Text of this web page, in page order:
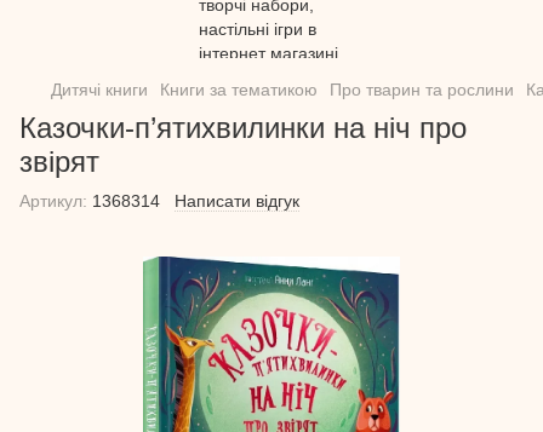
Дитячі книги Книги за тематикою Про тварин та рослини
Казочки-п’ятихвилинки на нiч про
звiрят
Артикул: 1368314 Написати відгук